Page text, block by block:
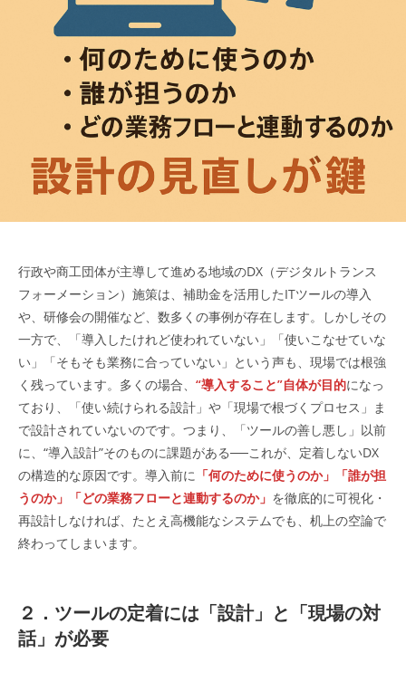
行政や商工団体が主導して進める地域のDX（デジタルトランス
フォーメーション）施策は、補助金を活用したITツールの導入
や、研修会の開催など、数多くの事例が存在します。しかしその
一方で、「導入したけれど使われていない」「使いこなせていな
い」「そもそも業務に合っていない」という声も、現場では根強
く残っています。多くの場合、 “導入すること”自体が目的になっ
ており、「使い続けられる設計」や「現場で根づくプロセス」ま
で設計されていないのです。つまり、「ツールの善し悪し」以前
に、“導入設計”そのものに課題がある──これが、定着しないDX
の構造的な原因です。導入前に 「何のために使うのか」「誰が担
うのか」「どの業務フローと連動するのか」 を徹底的に可視化・
再設計しなければ、たとえ高機能なシステムでも、机上の空論で
終わってしまいます。
２． ツールの定着には「設計」と「現場の対
話」が必要